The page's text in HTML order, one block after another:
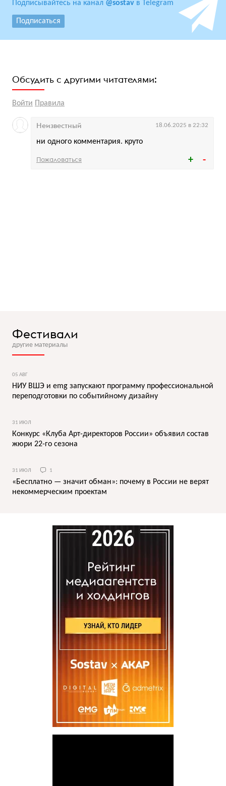
Подписывайтесь на канал @sostav в Telegram
Подписаться
Обсудить с другими читателями:
Войти Правила
ни одного комментария. круто
Неизвестный 18.06.2025 в 22:32
Пожаловаться
Фестивали
другие материалы
05 АВГ
НИУ ВШЭ и emg запускают программу профессиональной
переподготовки по событийному дизайну
31 ИЮЛ
Конкурс «Клуба Арт-директоров России» объявил состав
жюри 22-го сезона
31 ИЮЛ 1
«Бесплатно — значит обман»: почему в России не верят
некоммерческим проектам